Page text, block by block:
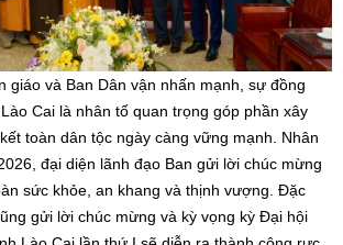
giáo và Ban Dân vận nhấn mạnh, sự đồng
Cai là nhân tố quan trọng góp phần xây
toàn dân tộc ngày càng vững mạnh. Nhân
đại diện lãnh đạo Ban gửi lời chúc mừng
sức khỏe, an khang và thịnh vượng. Đặc
gửi lời chúc mừng và kỳ vọng kỳ Đại hội